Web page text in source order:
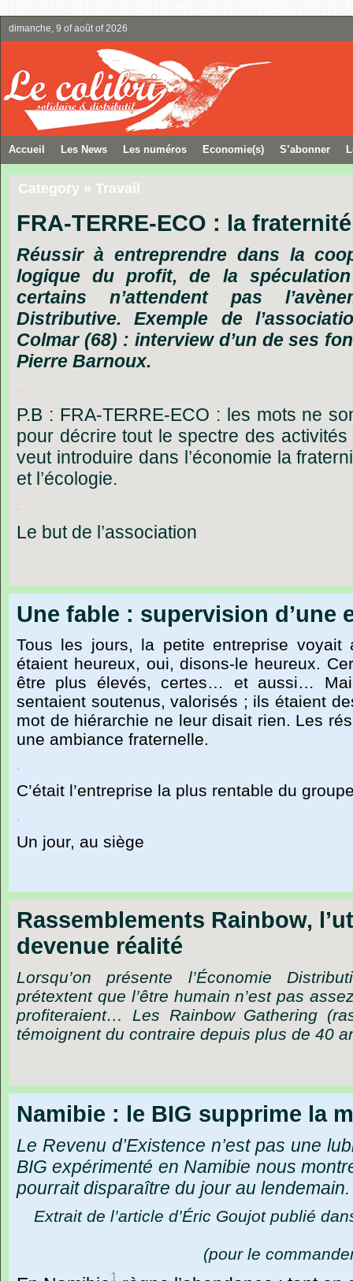
dimanche, 9 of août of 2026
Accueil Les News Les numéros Economie(s) S’abonner
Category » Travail
FRA-TERRE-ECO : la
Réussir à entreprendre dans la
logique du profit, de la
spéculation
certains
n’attendent pas
Distributive.
Exemple de
Colmar (68) : interview d’un de ses
Pierre Barnoux.
.
P.B : FRA-TERRE-ECO : les mots ne
pour décrire tout le spectre des
veut introduire dans l’économie la
et l’écologie.
.
Le but de l’association
Une fable : supervision d’une
Tous les jours, la petite entreprise voyait
étaient heureux, oui, disons-le heureux.
être
plus élevés, certes… et aussi…
sentaient soutenus, valorisés ; ils étaient
mot de hiérarchie ne leur disait rien. Les
une ambiance fraternelle.
.
C’était l’entreprise la plus rentable du
.
Un jour, au siège
Rassemblements Rainbow,
devenue réalité
Lorsqu’on présente l’Économie
prétextent que l’être humain n’est pas
profiteraient… Les Rainbow Gathering
témoignent du contraire depuis plus de 40
Namibie : le BIG supprime la
Le Revenu d’Existence n’est pas une
BIG expérimenté en Namibie nous
pourrait disparaître du jour au lendemain.
Extrait de l’article d’Éric Goujot publié
(pour le
1